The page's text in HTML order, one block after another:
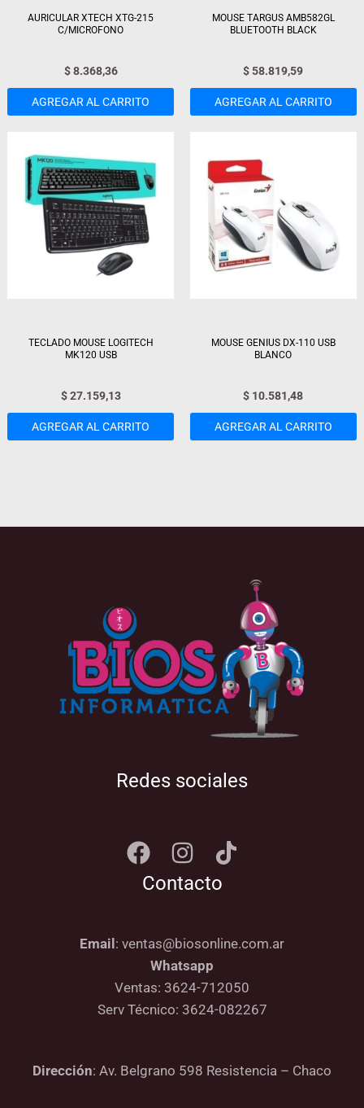
AURICULAR XTECH XTG-215
C/MICROFONO
$8.368,36
AGREGAR AL CARRITO
MOUSE TARGUS AMB582GL
BLUETOOTH BLACK
$58.819,59
AGREGAR AL CARRITO
TECLADO MOUSE LOGITECH
MK120 USB
$27.159,13
AGREGAR AL CARRITO
MOUSE GENIUS DX-110 USB
BLANCO
$ 10.581,48
AGREGAR AL CARRITO
Redes sociales
Contacto
Email : ventas@biosonline.com.ar
Whatsapp
Ventas: 3624-712050
Serv Técnico: 3624-082267
Dirección: Av. Belgrano 598 Resistencia – Chaco